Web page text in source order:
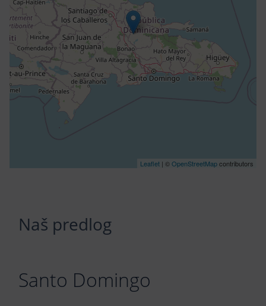
Leaflet | ©OpenStreetMapcontributors
Naš predlog
Santo Domingo